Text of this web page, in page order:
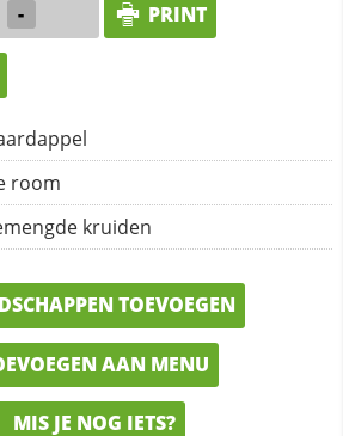
- PRINT
room
kruiden
TOEVOEGEN
AAN MENU
MIS JE NOG IETS?